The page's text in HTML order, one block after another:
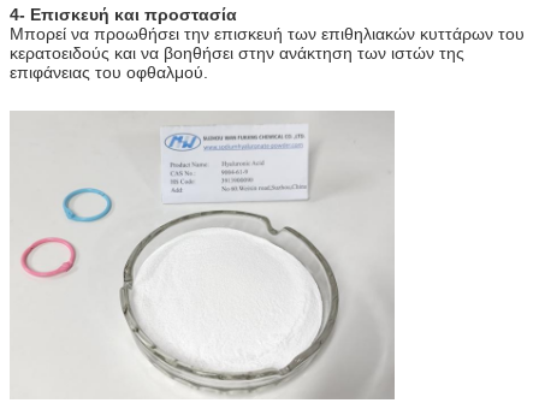
4- Επισκευή και προστασία
Μπορεί να προωθήσει την επισκευή των επιθηλιακών κυττάρων του
κερατοειδούς και να βοηθήσει στην ανάκτηση των ιστών της
επιφάνειας του οφθαλμού.